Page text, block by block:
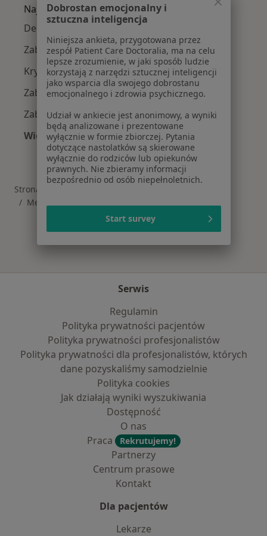
Najczęście leczone choroby
Depresja Gdynia
Zaburzenia emocjonalne Gdynia
Kryzys emocjonalny Gdynia
Zaburzenia lękowe Gdynia
Zaburzenia nastroju Gdynia
Więcej (15)
Więcej w kategorii: Najczęście leczone
Strona Główna
Medicover
Serwis
Regulamin
Polityka prywatności pacjentów
Polityka prywatności profesjonalistów
Polityka prywatności dla profesjonalistów, których
dane pozyskaliśmy samodzielnie
Polityka cookies
Jak działają wyniki wyszukiwania
Dostępność
O nas
Praca
Rekrutujemy!
Partnerzy
Centrum prasowe
Kontakt
Dla pacjentów
Lekarze
Dobrostan emocjonalny i
sztuczna inteligencja
Niniejsza ankieta, przygotowana przez
zespół Patient Care Doctoralia, ma na celu
lepsze zrozumienie, w jaki sposób ludzie
korzystają z narzędzi sztucznej inteligencji
jako wsparcia dla swojego dobrostanu
emocjonalnego i zdrowia psychicznego.
Udział w ankiecie jest anonimowy, a wyniki
będą analizowane i prezentowane
wyłącznie w formie zbiorczej. Pytania
dotyczące nastolatków są skierowane
wyłącznie do rodziców lub opiekunów
prawnych. Nie zbieramy informacji
bezpośrednio od osób niepełnoletnich.
Start survey